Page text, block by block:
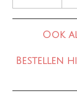
Ook
Bestellen